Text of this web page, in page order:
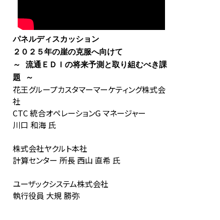
パネルディスカッション
２０２５年の崖の克服へ向けて
～ 流通ＥＤＩの将来予測と取り組むべき課
題 ～
花王グループカスタマーマーケティング株式会
社
CTC 統合オペレーションG マネージャー
川口 和海 氏
株式会社ヤクルト本社
計算センター 所長 西山 直希 氏
ユーザックシステム株式会社
執行役員 大規 勝弥